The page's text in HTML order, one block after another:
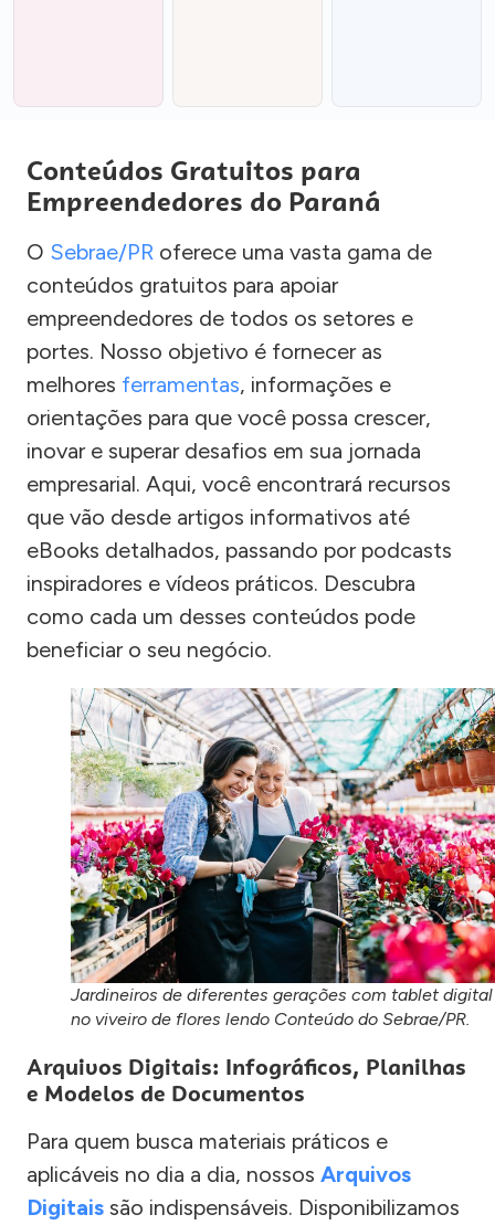
Conteúdos Gratuitos para
Empreendedores do Paraná
O Sebrae/PR oferece uma vasta gama de
conteúdos gratuitos para apoiar
empreendedores de todos os setores e
portes. Nosso objetivo é fornecer as
melhores ferramentas, informações e
orientações para que você possa crescer,
inovar e superar desafios em sua jornada
empresarial. Aqui, você encontrará recursos
que vão desde artigos informativos até
eBooks detalhados, passando por podcasts
inspiradores e vídeos práticos. Descubra
como cada um desses conteúdos pode
beneficiar o seu negócio.
Jardineiros de diferentes gerações com tablet digital
no viveiro de flores lendo Conteúdo do Sebrae/PR.
Arquivos Digitais: Infográficos, Planilhas
e Modelos de Documentos
Para quem busca materiais práticos e
aplicáveis no dia a dia, nossos Arquivos
Digitais são indispensáveis. Disponibilizamos